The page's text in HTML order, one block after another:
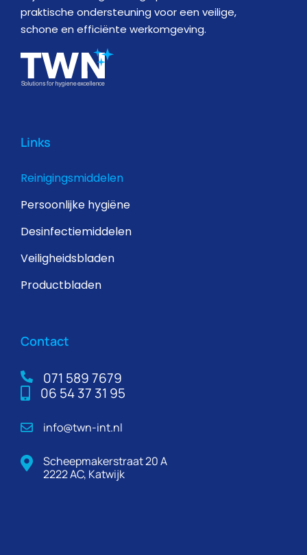
praktische ondersteuning voor een veilige,
schone en efficiënte werkomgeving.
Links
Reinigingsmiddelen
Persoonlijke hygiëne
Desinfectiemiddelen
Veiligheidsbladen
Productbladen
Contact
071 589 7679
06 54 37 31 95
info@twn-int.nl
Scheepmakerstraat 20 A
2222 AC, Katwijk